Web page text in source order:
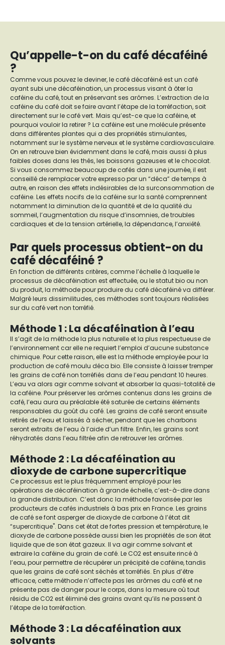
Qu’appelle-t-on du café décaféiné
?
Comme vous pouvez le deviner, le café décaféiné est un café
ayant subi une décaféination, un processus visant à ôter la
caféine du café, tout en préservant ses arômes. L’extraction de la
caféine du café doit se faire avant l’étape de la torréfaction, soit
directement sur le café vert. Mais qu’est-ce que la caféine, et
pourquoi vouloir la retirer ? La caféine est une molécule présente
dans différentes plantes qui a des propriétés stimulantes,
notamment sur le système nerveux et le système cardiovasculaire.
On en retrouve bien évidemment dans le café, mais aussi à plus
faibles doses dans les thés, les boissons gazeuses et le chocolat.
Si vous consommez beaucoup de cafés dans une journée, il est
conseillé de remplacer votre expresso par un “déca” de temps à
autre, en raison des effets indésirables de la surconsommation de
caféine. Les effets nocifs de la caféine sur la santé comprennent
notamment la diminution de la quantité et de la qualité du
sommeil, l’augmentation du risque d’insomnies, de troubles
cardiaques et de la tension artérielle, la dépendance, l’anxiété.
Par quels processus obtient-on du
café décaféiné ?
En fonction de différents critères, comme l’échelle à laquelle le
processus de décaféination est effectuée, ou le statut bio ou non
du produit, la méthode pour produire du café décaféiné va différer.
Malgré leurs dissimilitudes, ces méthodes sont toujours réalisées
sur du café vert non torréfié.
Méthode 1 : La décaféination à l’eau
Il s’agit de la méthode la plus naturelle et la plus respectueuse de
l’environnement car elle ne requiert l’emploi d’aucune substance
chimique. Pour cette raison, elle est la méthode employée pour la
production de café moulu déca bio. Elle consiste à laisser tremper
les grains de café non torréfiés dans de l’eau pendant 10 heures.
L’eau va alors agir comme solvant et absorber la quasi-totalité de
la caféine. Pour préserver les arômes contenus dans les grains de
café, l’eau aura au préalable été saturée de certains éléments
responsables du goût du café. Les grains de café seront ensuite
retirés de l’eau et laissés à sécher, pendant que les charbons
seront extraits de l’eau à l’aide d’un filtre. Enfin, les grains sont
réhydratés dans l’eau filtrée afin de retrouver les arômes.
Méthode 2 : La décaféination au
dioxyde de carbone supercritique
Ce processus est le plus fréquemment employé pour les
opérations de décaféination à grande échelle, c’est-à-dire dans
la grande distribution. C’est donc la méthode favorisée par les
producteurs de cafés industriels à bas prix en France. Les grains
de café se font asperger de dioxyde de carbone à l’état dit
“supercritique". Dans cet état de fortes pression et température, le
dioxyde de carbone possède aussi bien les propriétés de son état
liquide que de son état gazeux. Il va agir comme solvant et
extraire la caféine du grain de café. Le CO2 est ensuite rincé à
l’eau, pour permettre de récupérer un précipité de caféine, tandis
que les grains de café sont séchés et torréfiés. En plus d’être
efficace, cette méthode n’affecte pas les arômes du café et ne
présente pas de danger pour le corps, dans la mesure où tout
résidu de CO2 est éliminé des grains avant qu’ils ne passent à
l’étape de la torréfaction.
Méthode 3 : La décaféination aux
solvants